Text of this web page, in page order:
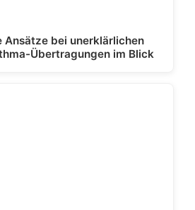
Ansätze bei unerklärlichen
Übertragungen im Blick